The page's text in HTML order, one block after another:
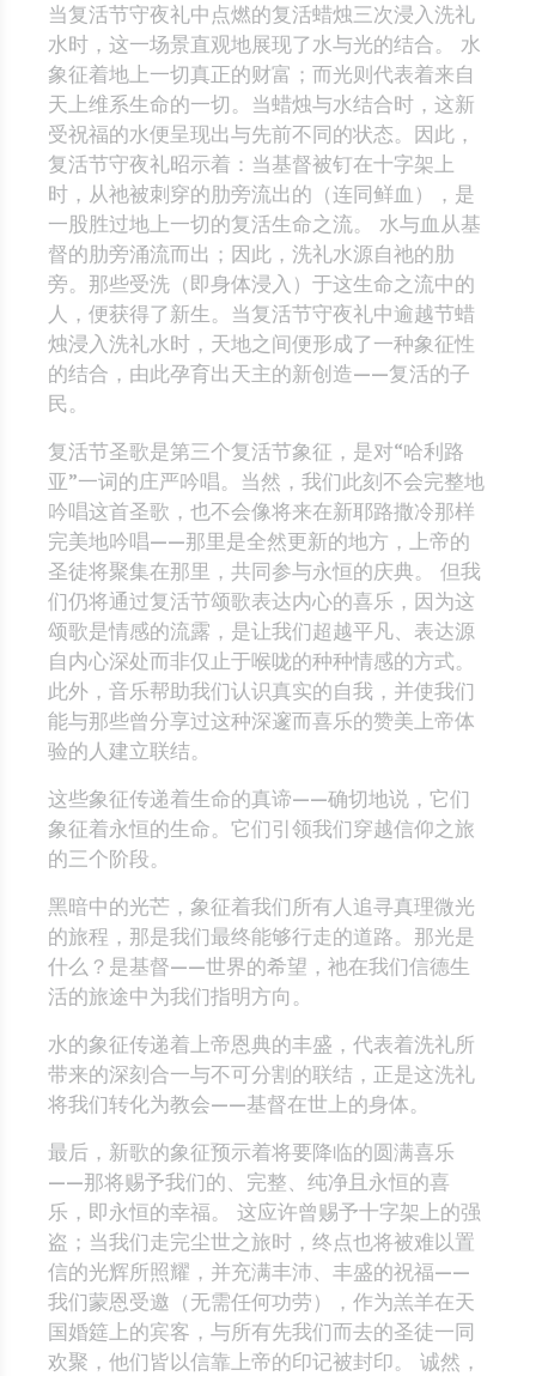
当复活节守夜礼中点燃的复活蜡烛三次浸入洗礼
水时，这一场景直观地展现了水与光的结合。 水
象征着地上一切真正的财富；而光则代表着来自
天上维系生命的一切。当蜡烛与水结合时，这新
受祝福的水便呈现出与先前不同的状态。因此，
复活节守夜礼昭示着：当基督被钉在十字架上
时，从祂被刺穿的肋旁流出的（连同鲜血），是
一股胜过地上一切的复活生命之流。 水与血从基
督的肋旁涌流而出；因此，洗礼水源自祂的肋
旁。那些受洗（即身体浸入）于这生命之流中的
人，便获得了新生。当复活节守夜礼中逾越节蜡
烛浸入洗礼水时，天地之间便形成了一种象征性
的结合，由此孕育出天主的新创造——复活的子
民。
复活节圣歌是第三个复活节象征，是对“哈利路
亚”一词的庄严吟唱。当然，我们此刻不会完整地
吟唱这首圣歌，也不会像将来在新耶路撒冷那样
完美地吟唱——那里是全然更新的地方，上帝的
圣徒将聚集在那里，共同参与永恒的庆典。 但我
们仍将通过复活节颂歌表达内心的喜乐，因为这
颂歌是情感的流露，是让我们超越平凡、表达源
自内心深处而非仅止于喉咙的种种情感的方式。
此外，音乐帮助我们认识真实的自我，并使我们
能与那些曾分享过这种深邃而喜乐的赞美上帝体
验的人建立联结。
这些象征传递着生命的真谛——确切地说，它们
象征着永恒的生命。它们引领我们穿越信仰之旅
的三个阶段。
黑暗中的光芒，象征着我们所有人追寻真理微光
的旅程，那是我们最终能够行走的道路。那光是
什么？是基督——世界的希望，祂在我们信德生
活的旅途中为我们指明方向。
水的象征传递着上帝恩典的丰盛，代表着洗礼所
带来的深刻合一与不可分割的联结，正是这洗礼
将我们转化为教会——基督在世上的身体。
最后，新歌的象征预示着将要降临的圆满喜乐
——那将赐予我们的、完整、纯净且永恒的喜
乐，即永恒的幸福。 这应许曾赐予十字架上的强
盗；当我们走完尘世之旅时，终点也将被难以置
信的光辉所照耀，并充满丰沛、丰盛的祝福——
我们蒙恩受邀（无需任何功劳），作为羔羊在天
国婚筵上的宾客，与所有先我们而去的圣徒一同
欢聚，他们皆以信靠上帝的印记被封印。 诚然，